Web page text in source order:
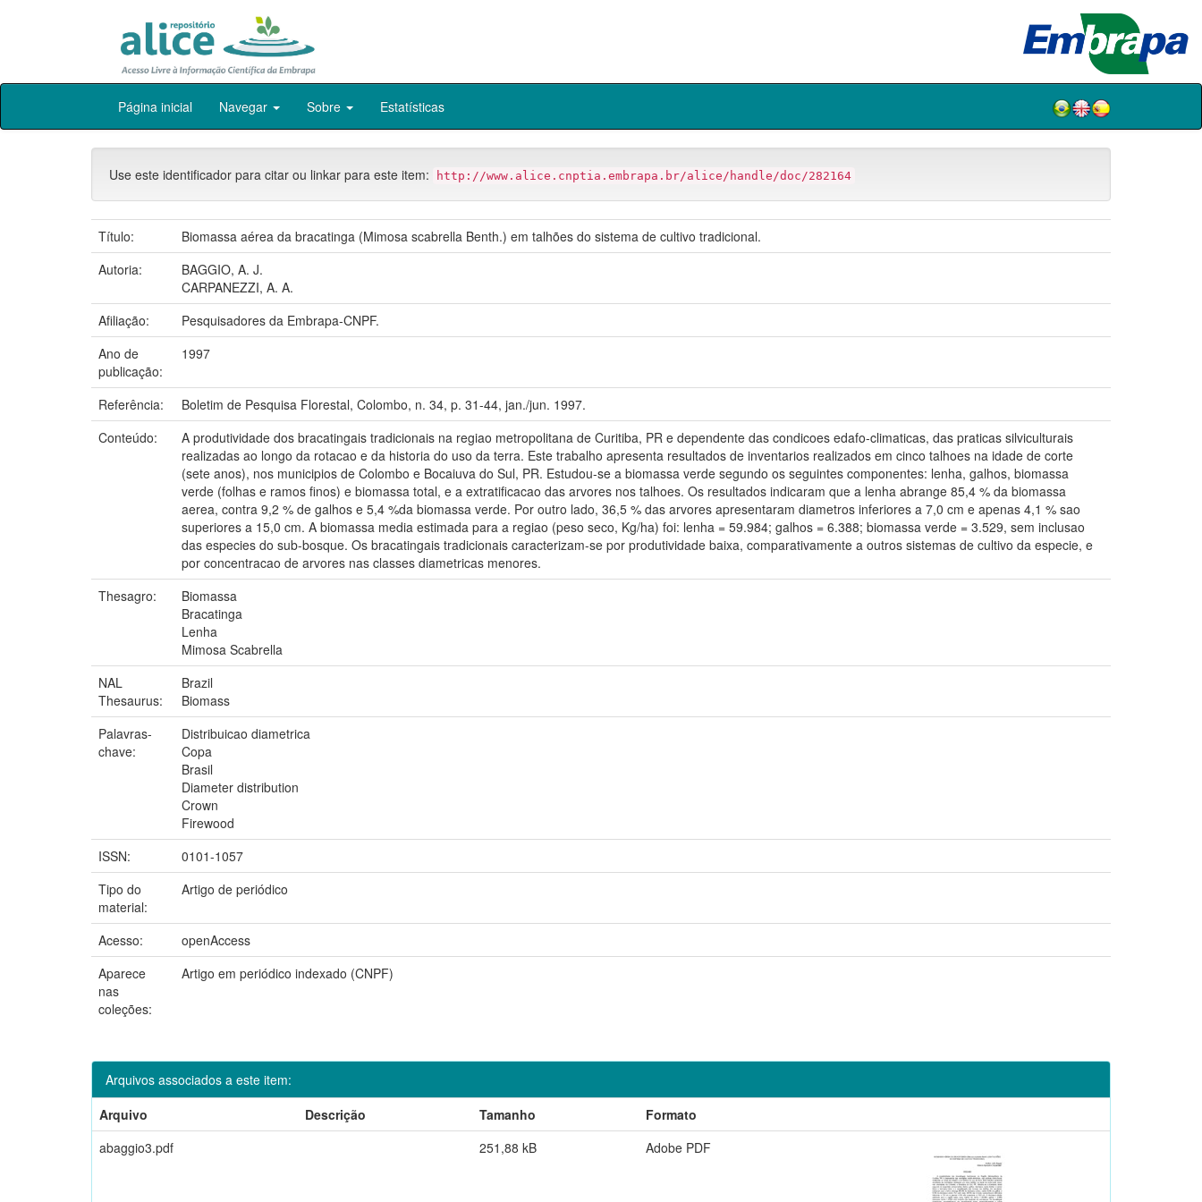
Skip
Página inicial Navegar Sobre Estatísticas
Use este identificador para citar ou linkar para este item: http://www.alice.cnptia.embrapa.br/alice/handle/doc/282164
Título:
Biomassa aérea da bracatinga (Mimosa scabrella Benth.) em talhões do sistema de cultivo tradicional.
Autoria:
BAGGIO, A. J.
CARPANEZZI, A. A.
Afiliação:
Pesquisadores da Embrapa-CNPF.
Ano de
publicação:
1997
Referência:
Boletim de Pesquisa Florestal, Colombo, n. 34, p. 31-44, jan./jun. 1997.
Conteúdo:
A produtividade dos bracatingais tradicionais na regiao metropolitana de Curitiba, PR e dependente das condicoes edafo-climaticas, das praticas silviculturais
realizadas ao longo da rotacao e da historia do uso da terra. Este trabalho apresenta resultados de inventarios realizados em cinco talhoes na idade de corte
(sete anos), nos municipios de Colombo e Bocaiuva do Sul, PR. Estudou-se a biomassa verde segundo os seguintes componentes: lenha, galhos, biomassa
verde (folhas e ramos finos) e biomassa total, e a extratificacao das arvores nos talhoes. Os resultados indicaram que a lenha abrange 85,4 % da biomassa
aerea, contra 9,2 % de galhos e 5,4 %da biomassa verde. Por outro lado, 36,5 % das arvores apresentaram diametros inferiores a 7,0 cm e apenas 4,1 % sao
superiores a 15,0 cm. A biomassa media estimada para a regiao (peso seco, Kg/ha) foi: lenha = 59.984; galhos = 6.388; biomassa verde = 3.529, sem inclusao
das especies do sub-bosque. Os bracatingais tradicionais caracterizam-se por produtividade baixa, comparativamente a outros sistemas de cultivo da especie, e
por concentracao de arvores nas classes diametricas menores.
Thesagro:
Biomassa
Bracatinga
Lenha
Mimosa Scabrella
NAL
Thesaurus:
Brazil
Biomass
Palavras-
chave:
Distribuicao diametrica
Copa
Brasil
Diameter distribution
Crown
Firewood
ISSN:
0101-1057
Tipo do
material:
Artigo de periódico
Acesso:
openAccess
Aparece
nas
coleções:
Artigo em periódico indexado (CNPF)
Arquivos associados a este item:
Arquivo
Descrição Tamanho
Formato
abaggio3.pdf
251,88 kB Adobe PDF